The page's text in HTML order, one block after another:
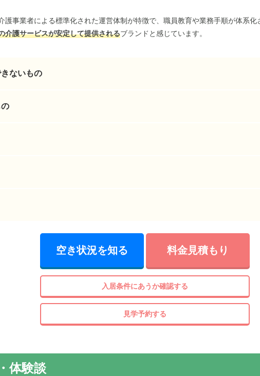
観: モダンな雰囲気のたたずまい。名古屋市営地下鉄名城線「黒川駅」
護事業者による標準化された運営体制が特徴で、職員教育や業務手順が体系
介護サービスが安定して提供されるブランドと感じています。
ないもの
空き状況を知る 料金見積もり
入居条件にあうか確認する
見学予約する
体験談